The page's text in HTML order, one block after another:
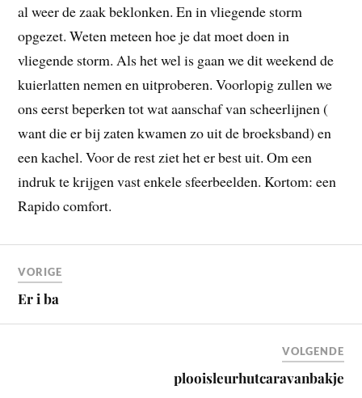
al weer de zaak beklonken. En in vliegende storm
opgezet. Weten meteen hoe je dat moet doen in
vliegende storm. Als het wel is gaan we dit weekend de
kuierlatten nemen en uitproberen. Voorlopig zullen we
ons eerst beperken tot wat aanschaf van scheerlijnen (
want die er bij zaten kwamen zo uit de broeksband) en
een kachel. Voor de rest ziet het er best uit. Om een
indruk te krijgen vast enkele sfeerbeelden. Kortom: een
Rapido comfort.
VORIGE
Er i ba
VOLGENDE
plooisleurhutcaravanbakje